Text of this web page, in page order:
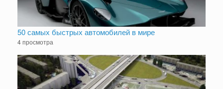
50 самых быстрых автомобилей в мире
4 просмотра